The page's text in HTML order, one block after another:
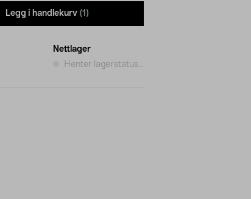
Legg i handlekurv (1)
Nettlager
Henter lagerstatus...